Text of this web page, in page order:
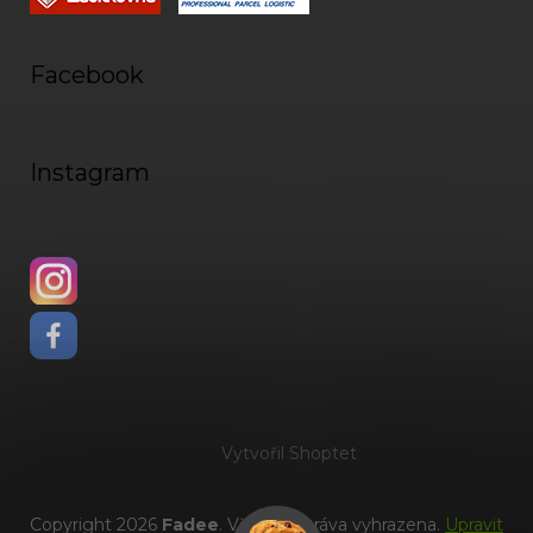
Facebook
Instagram
Vytvořil Shoptet
Copyright 2026 Fadee. Všechna práva vyhrazena. Upravit